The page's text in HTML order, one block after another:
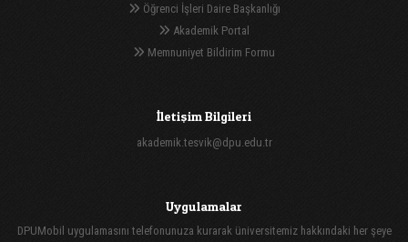
Öğrenci İşleri Daire Başkanlığı
Akademik Portal
Memnuniyet Bildirim Formu
İletişim Bilgileri
akademik.tesvik@dpu.edu.tr
Uygulamalar
DPUMobil uygulamasını telefonunuza kurarak üniversitemiz hakkındaki her şeye